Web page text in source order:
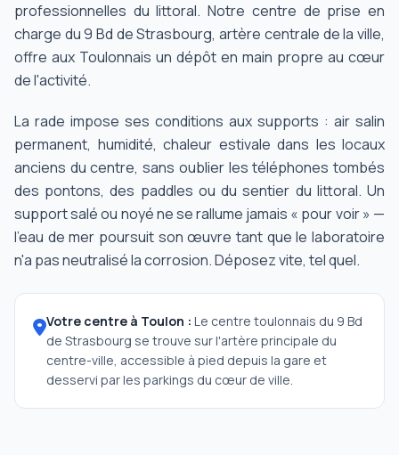
professionnelles du littoral. Notre centre de prise en
charge du 9 Bd de Strasbourg, artère centrale de la ville,
offre aux Toulonnais un dépôt en main propre au cœur
de l'activité.
La rade impose ses conditions aux supports : air salin
permanent, humidité, chaleur estivale dans les locaux
anciens du centre, sans oublier les téléphones tombés
des pontons, des paddles ou du sentier du littoral. Un
support salé ou noyé ne se rallume jamais « pour voir » —
l'eau de mer poursuit son œuvre tant que le laboratoire
n'a pas neutralisé la corrosion. Déposez vite, tel quel.
Votre centre à Toulon : Le centre toulonnais du 9 Bd
de Strasbourg se trouve sur l'artère principale du
centre-ville, accessible à pied depuis la gare et
desservi par les parkings du cœur de ville.